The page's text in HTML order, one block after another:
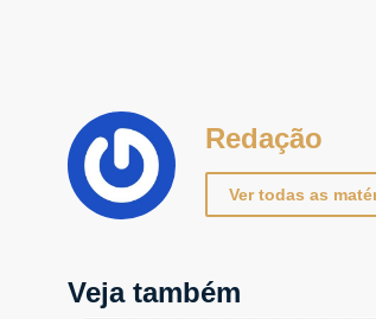
Redação
Ver todas as
Veja também